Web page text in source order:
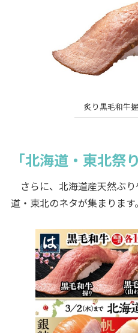
炙り黒毛和牛
「北海道・東北祭
さらに、北海道産天然ぶ
道・東北のネタが集まります。